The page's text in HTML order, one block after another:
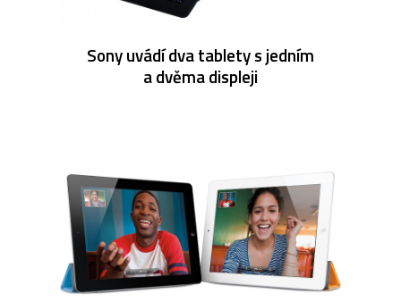
Sony uvádí dva tablety s jedním
a dvěma displeji